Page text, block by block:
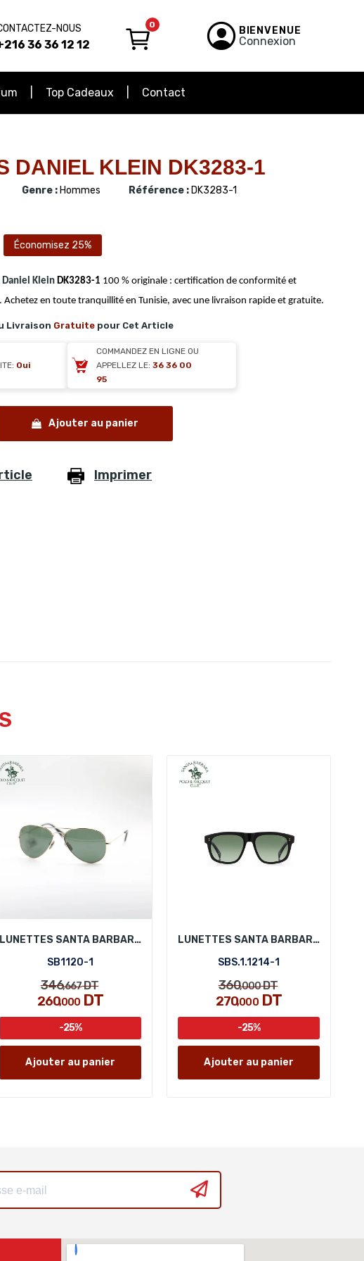
NOUS
36 36 12 12
0 BIENVENUE
Connexion
Top Cadeaux Contact
DANIEL KLEIN DK3283-1
Genre : Hommes Référence : DK3283-1
Économisez 25%
Daniel Klein DK3283-1 100 % originale : certification de conformité et
Achetez en toute tranquillité en Tunisie, avec une livraison rapide et gratuite.
Livraison Gratuite pour Cet Article
Oui
COMMANDEZ EN LIGNE OU
APPELLEZ LE: 36 36 00
95
Ajouter au panier
Imprimer
LUNETTES SANTA BARBARA POLO SB1120-1
SB1120-1
346,667DT
260,000 DT
-25%
Ajouter au panier
LUNETTES SANTA BARBARA POLO SBS.1.1214-1
SBS.1.1214-1
360,000DT
270,000DT
-25%
Ajouter au panier